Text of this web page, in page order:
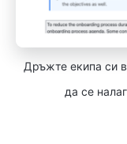
Дръжте екипа си
да се